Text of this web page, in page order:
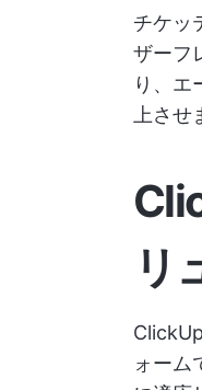
チケッ
ザーフ
り、エ
上させ
リ
ォーム